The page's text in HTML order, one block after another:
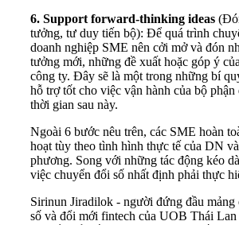
6. Support forward-thinking ideas
tưởng, tư duy tiến bộ): Để quá trình
doanh nghiệp SME nên cởi mở và đón
tưởng mới, những đề xuất hoặc góp ý
công ty. Đây sẽ là một trong những bí
hỗ trợ tốt cho việc vận hành của bộ
thời gian sau này.
Ngoài 6 bước nêu trên, các SME hoàn
hoạt tùy theo tình hình thực tế của DN
phương. Song với những tác động kéo
việc chuyển đổi số nhất định phải thực
Sirinun Jiradilok - người đứng đầu mảng
số và đổi mới fintech của UOB Thái Lan